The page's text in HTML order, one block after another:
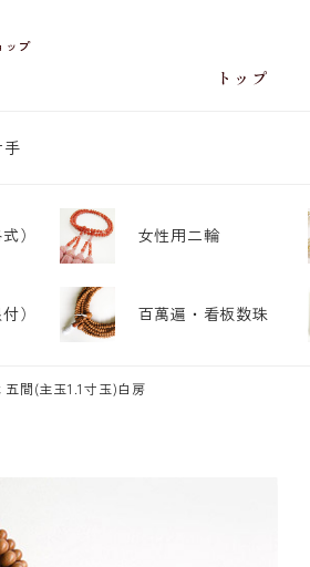
ップ
トップ
手
） 女性用二輪
） 百萬遍・ 看板数珠
五間(主玉1.1寸玉)白房